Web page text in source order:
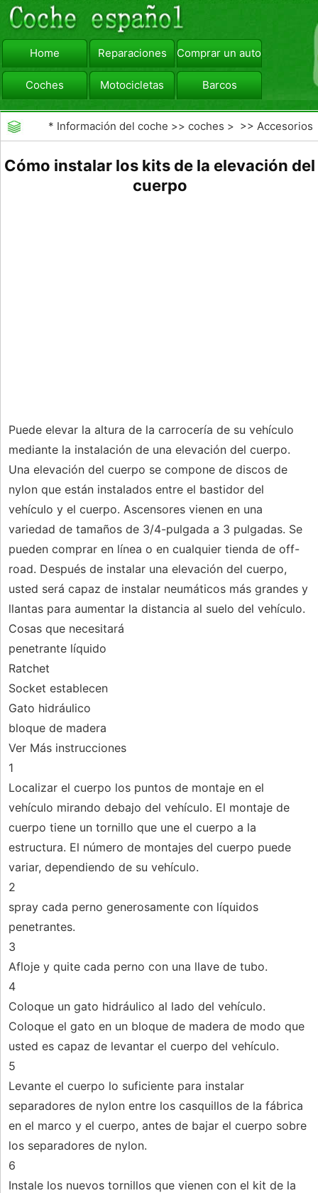
Home Reparaciones Comprar un automóvil
Coches Motocicletas Barcos
viajar Camiones
* Información del coche >>coches > >>Accesorios
Cómo instalar los kits de la elevación del
cuerpo
Puede elevar la altura de la carrocería de su vehículo
mediante la instalación de una elevación del cuerpo.
Una elevación del cuerpo se compone de discos de
nylon que están instalados entre el bastidor del
vehículo y el cuerpo. Ascensores vienen en una
variedad de tamaños de 3/4-pulgada a 3 pulgadas. Se
pueden comprar en línea o en cualquier tienda de off-
road. Después de instalar una elevación del cuerpo,
usted será capaz de instalar neumáticos más grandes y
llantas para aumentar la distancia al suelo del vehículo.
Cosas que necesitará
penetrante líquido
Ratchet
Socket establecen
Gato hidráulico
bloque de madera
Ver Más instrucciones
1
Localizar el cuerpo los puntos de montaje en el
vehículo mirando debajo del vehículo. El montaje de
cuerpo tiene un tornillo que une el cuerpo a la
estructura. El número de montajes del cuerpo puede
variar, dependiendo de su vehículo.
2
spray cada perno generosamente con líquidos
penetrantes.
3
Afloje y quite cada perno con una llave de tubo.
4
Coloque un gato hidráulico al lado del vehículo.
Coloque el gato en un bloque de madera de modo que
usted es capaz de levantar el cuerpo del vehículo.
5
Levante el cuerpo lo suficiente para instalar
separadores de nylon entre los casquillos de la fábrica
en el marco y el cuerpo, antes de bajar el cuerpo sobre
los separadores de nylon.
6
Instale los nuevos tornillos que vienen con el kit de la